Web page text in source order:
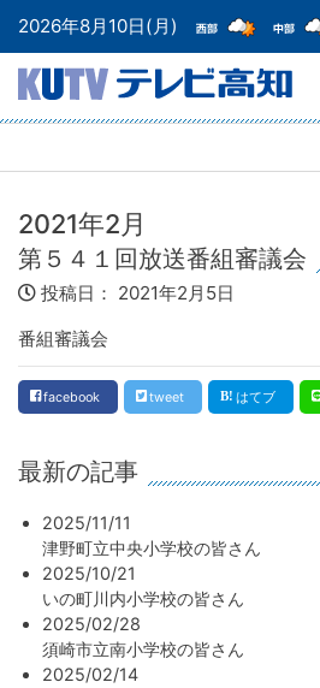
2026年8月10日(月)
2021年2月
第５４１回放送番組審議会
投稿日： 2021年2月5日
番組審議会
facebook tweet はてブ
最新の記事
2025/11/11
津野町立中央小学校の皆さん
2025/10/21
いの町川内小学校の皆さん
2025/02/28
須崎市立南小学校の皆さん
2025/02/14